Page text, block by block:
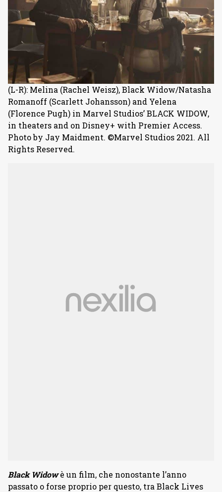
(L-R): Melina (Rachel Weisz), Black Widow/Natasha
Romanoff (Scarlett Johansson) and Yelena
(Florence Pugh) in Marvel Studios’ BLACK WIDOW,
in theaters and on Disney+ with Premier Access.
Photo by Jay Maidment. ©Marvel Studios 2021. All
Rights Reserved.
Black Widowè un film, che nonostante l’anno
passato o forse proprio per questo, tra Black Lives